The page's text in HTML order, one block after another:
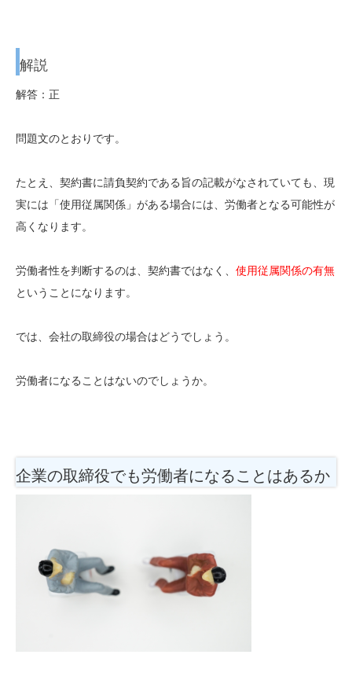
解説
解答：正
問題文のとおりです。
たとえ、契約書に請負契約である旨の記載がなされていても、現
実には「使用従属関係」がある場合には、労働者となる可能性が
高くなります。
労働者性を判断するのは、契約書ではなく、 使用従属関係の有無
ということになります。
では、会社の取締役の場合はどうでしょう。
労働者になることはないのでしょうか。
企業の取締役でも労働者になることはあるか